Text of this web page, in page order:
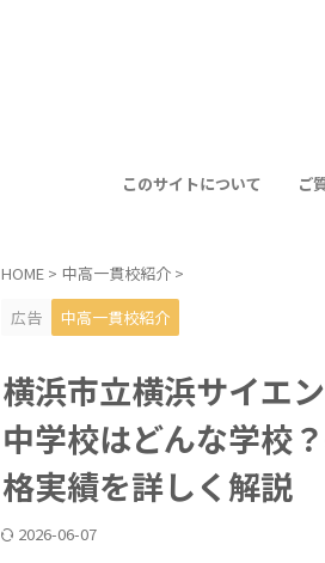
このサイトについて ご
HOME > 中高一貫校紹介 >
広告
中高一貫校紹介
横浜市立横浜サイエ
中学校はどんな学校
格実績を詳しく解説
2026-06-07